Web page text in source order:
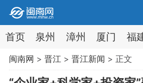
首页 泉州 漳州 厦门 福
闽南网 > 晋江> 晋江新闻 > 正文